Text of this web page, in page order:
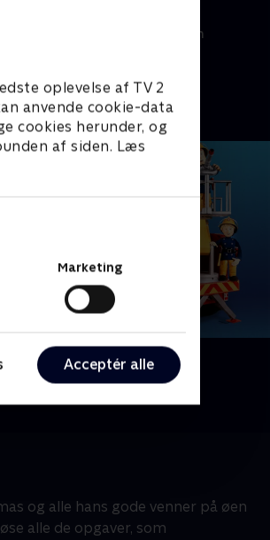
oplevelse af TV 2
anvende cookie-data
cookies herunder, og
af siden. Læs
Marketing
Acceptér alle
5. maj 2012 • 10 min
Brandmand Sam
• 1 sæsoner
og alle hans gode venner på øen
alle de opgaver, som